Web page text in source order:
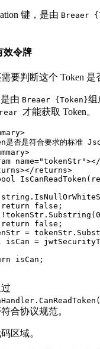
键，是由 Breaer
效令牌
要判断这个 Token 是
由 Breaer {Token}组
才能获取 Token。
否是符合要求的标准
returns>
false;
false;
=
isCan =
isCan;
合协议规范。
区域。